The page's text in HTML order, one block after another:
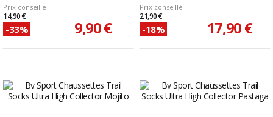
Prix conseillé
14,90 €
-33% 9,90 €
Prix conseillé
21,90 €
-18% 17,90 €